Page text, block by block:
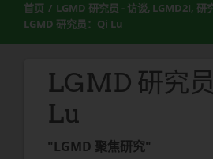
首页 LGMD 研究员 - 访谈 LGMD2I 研
LGMD 研究员：Qi Lu
LGMD 研究
Lu
"LGMD 聚焦研究"